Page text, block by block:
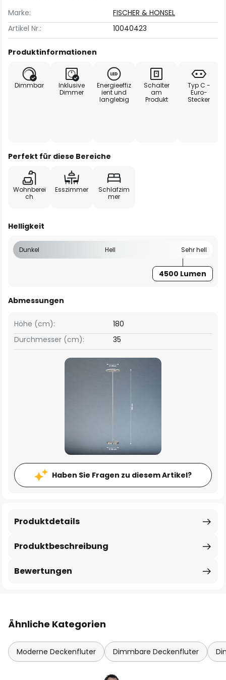
Marke:
FISCHER & HONSEL
Artikel Nr.:
10040423
Produktinformationen
Dimmbar
Inklusive
Dimmer
Energieeffiz
ient und
langlebig
Schalter
am
Produkt
Typ C -
Euro-
Stecker
Perfekt für diese Bereiche
Wohnberei
ch
Esszimmer
Schlafzim
mer
Helligkeit
Dunkel Hell Sehr hell
4500 Lumen
Abmessungen
Höhe (cm):
180
Durchmesser (cm):
35
Haben Sie Fragen zu diesem Artikel?
Produktbeschreibung
Produktdetails
Bewertungen
Ähnliche Kategorien
Moderne Deckenfluter Dimmbare Deckenfluter